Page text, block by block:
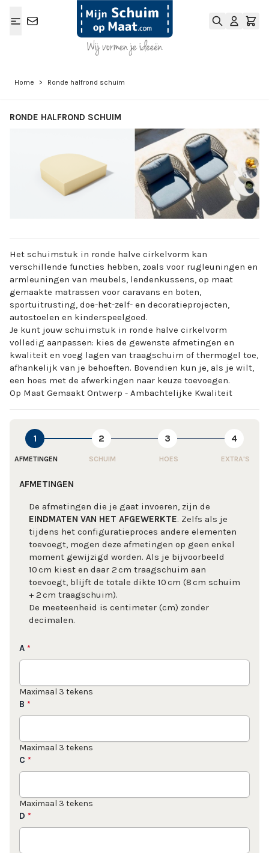
Home > Ronde halfrond schuim
RONDE HALFROND SCHUIM
View larger image View larger
Het schuimstuk in ronde halve cirkelvorm kan
verschillende functies hebben, zoals voor rugleuningen en
armleuningen van meubels, lendenkussens, op maat
gemaakte matrassen voor caravans en boten,
sportuitrusting, doe-het-zelf- en decoratieprojecten,
autostoelen en kinderspeelgoed.
Je kunt jouw schuimstuk in ronde halve cirkelvorm
volledig aanpassen: kies de gewenste afmetingen en
kwaliteit en voeg lagen van traagschuim of thermogel toe,
afhankelijk van je behoeften. Bovendien kun je, als je wilt,
een hoes met de afwerkingen naar keuze toevoegen.
Op Maat Gemaakt Ontwerp - Ambachtelijke Kwaliteit
1
AFMETINGEN
2
SCHUIM
3
HOES
4
EXTRA'S
AFMETINGEN
De afmetingen die je gaat invoeren, zijn de
EINDMATEN VAN HET AFGEWERKTE. Zelfs als je
tijdens het configuratieproces andere elementen
toevoegt, mogen deze afmetingen op geen enkel
moment gewijzigd worden. Als je bijvoorbeeld
10 cm kiest en daar 2 cm traagschuim aan
toevoegt, blijft de totale dikte 10 cm (8 cm schuim
+ 2 cm traagschuim).
De meeteenheid is centimeter (cm) zonder
decimalen.
A *
Maximaal 3 tekens
B *
Maximaal 3 tekens
C *
Maximaal 3 tekens
D *